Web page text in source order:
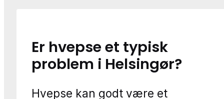
Er hvepse et typisk
problem i Helsingør?
Hvepse kan godt være et